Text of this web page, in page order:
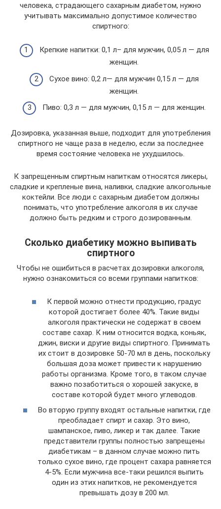
человека, страдающего сахарным диабетом, нужно
учитывать максимально допустимое количество
спиртного:
Крепкие напитки: 0,1 л– для мужчин, 0,05 л — для
женщин.
Сухое вино: 0,2 л— для мужчин 0,15 л — для
женщин.
Пиво: 0,3 л — для мужчин, 0,15 л — для женщин.
Дозировка, указанная выше, подходит для употребления
спиртного не чаще раза в неделю, если за последнее
время состояние человека не ухудшилось.
К запрещенным спиртным напиткам относятся ликеры,
сладкие и крепленые вина, наливки, сладкие алкогольные
коктейли. Все люди с сахарным диабетом должны
понимать, что употребление алкоголя в их случае
должно быть редким и строго дозированным.
Сколько диабетику можно выпивать
спиртного
Чтобы не ошибиться в расчетах дозировки алкоголя,
нужно ознакомиться со всеми группами напитков:
К первой можно отнести продукцию, градус
которой достигает более 40%. Такие виды
алкоголя практически не содержат в своем
составе сахар. К ним относится водка, коньяк,
джин, виски и другие виды спиртного. Принимать
их стоит в дозировке 50-70 мл в день, поскольку
большая доза может привести к нарушению
работы организма. Кроме того, в таком случае
важно позаботиться о хорошей закуске, в
составе которой будет много углеводов.
Во вторую группу входят остальные напитки, где
преобладает спирт и сахар. Это вино,
шампанское, пиво, ликер и так далее. Такие
представители группы полностью запрещены
диабетикам – в данном случае можно пить
только сухое вино, где процент сахара равняется
4-5%. Если мужчина все-таки решился выпить
один из этих напитков, не рекомендуется
превышать дозу в 200 мл.